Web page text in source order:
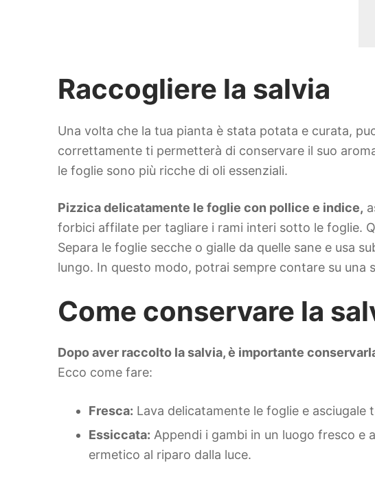
Raccogliere la salvia
Una volta che la tua pianta è stata potata e curata,
correttamente ti permetterà di conservare il suo
le foglie sono più ricche di oli essenziali.
Pizzica delicatamente le foglie con pollice e indice,
forbici affilate per tagliare i rami interi sotto le foglie.
Separa le foglie secche o gialle da quelle sane e usa
lungo. In questo modo, potrai sempre contare su una
Come conservare la
Dopo aver raccolto la salvia, è importante
Ecco come fare:
Fresca: Lava delicatamente le foglie e
Essiccata: Appendi i gambi in un luogo fresco
ermetico al riparo dalla luce.